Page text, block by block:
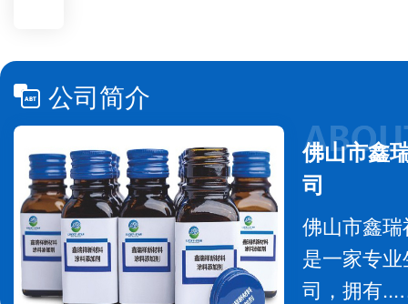
公司简介
佛山市鑫
司
佛山市鑫
是一家专
司，拥有